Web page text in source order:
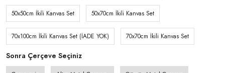
50x50cm İkili Kanvas Set 50x70cm İkili Kanvas Set
70x100cm İkili Kanvas Set (İADE YOK) 70x70cm İkili Kanvas Set
Sonra Çerçeve Seçiniz